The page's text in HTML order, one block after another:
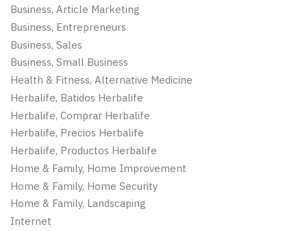
Business, Article Marketing
Business, Entrepreneurs
Business, Sales
Business, Small Business
Health & Fitness, Alternative Medicine
Herbalife, Batidos Herbalife
Herbalife, Comprar Herbalife
Herbalife, Precios Herbalife
Herbalife, Productos Herbalife
Home & Family, Home Improvement
Home & Family, Home Security
Home & Family, Landscaping
Internet